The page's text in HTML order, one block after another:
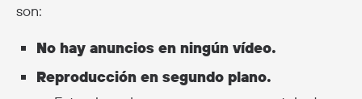
son:
No hay anuncios en ningún vídeo.
Reproducción en segundo plano.